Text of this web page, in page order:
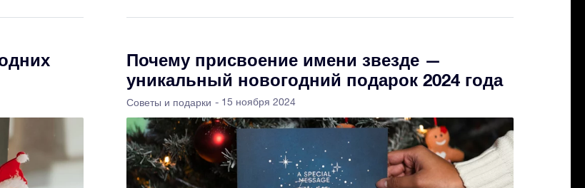
Почему присвоение имени звезде —
уникальный новогодний подарок 2024 года
Советы и подарки - 15 ноября 2024